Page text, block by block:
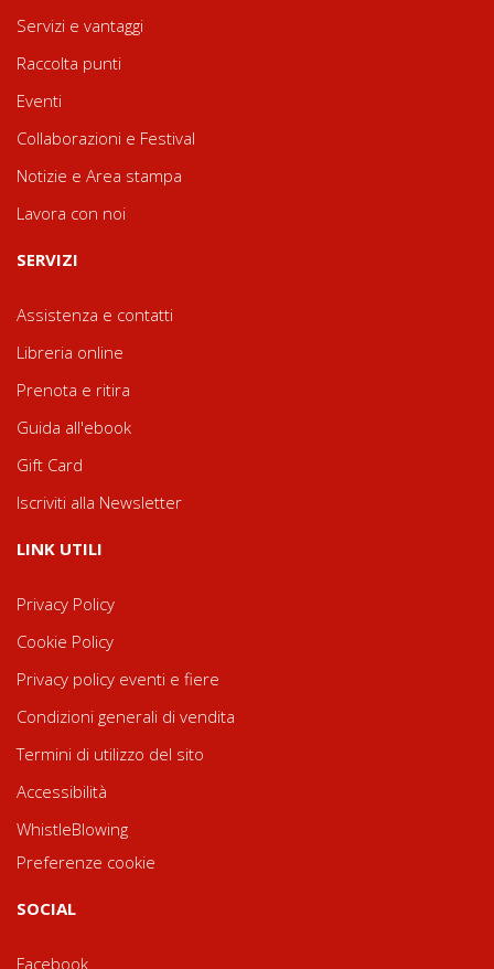
Servizi e vantaggi
Raccolta punti
Eventi
Collaborazioni e Festival
Notizie e Area stampa
Lavora con noi
SERVIZI
Assistenza e contatti
Libreria online
Prenota e ritira
Guida all'ebook
Gift Card
Iscriviti alla Newsletter
LINK UTILI
Privacy Policy
Cookie Policy
Privacy policy eventi e fiere
Condizioni generali di vendita
Termini di utilizzo del sito
Accessibilità
WhistleBlowing
Preferenze cookie
SOCIAL
Facebook